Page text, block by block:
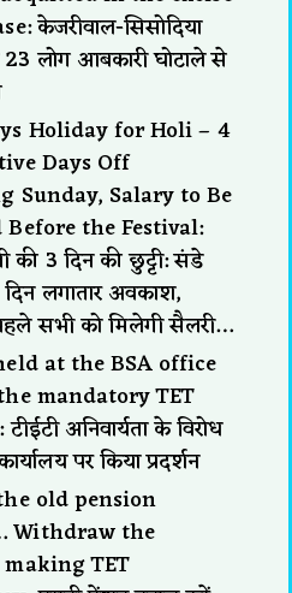
केजरीवाल-सिसोदिया
लोग आबकारी घोटाले से
Holiday for Holi – 4
Days Off
Sunday, Salary to Be
Before the Festival:
की 3 दिन की छुट्टी: संडे
लगातार अवकाश,
सभी को मिलेगी सैलरी…
at the BSA office
mandatory TET
अनिवार्यता के विरोध
पर किया प्रदर्शन
old pension
Withdraw the
TET